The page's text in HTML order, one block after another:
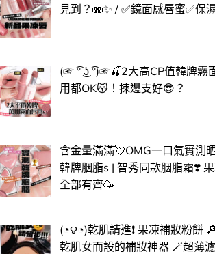
見到？🫨✨ / ✅​鏡面感唇蜜✅​保
(☞ ͡° ͜ʖ ͡°)☞🍒​2大高CP值韓牌霧
用都OK😽​！揀邊支好😎​？
含金量滿滿💘OMG一口氣實測
韓牌胭脂s | 智秀同款胭脂霜❣️
全部有齊🥳
(◔౪◔)乾肌請進❗ 果凍補妝粉餅
乾肌女而設的補妝神器 🪄超薄